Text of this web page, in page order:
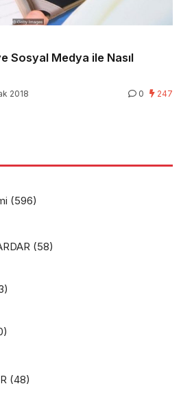
Sosyal Medya ile Nasıl
2018 0 247
(596)
(58)
(48)